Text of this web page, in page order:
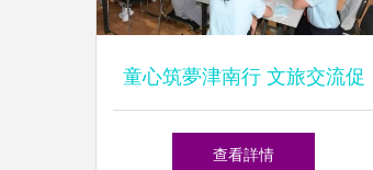
童心筑夢津南行 文旅交流促
發展 —— 記和田策勒師生津
查看詳情